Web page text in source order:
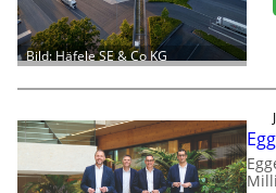
Bild: Häfele SE & Co KG